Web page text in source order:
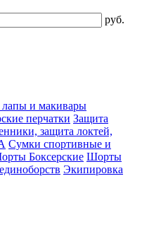
руб.
лапы и макивары
перчатки Защита
защита локтей,
Сумки спортивные и
Боксерские Шорты
Экипировка